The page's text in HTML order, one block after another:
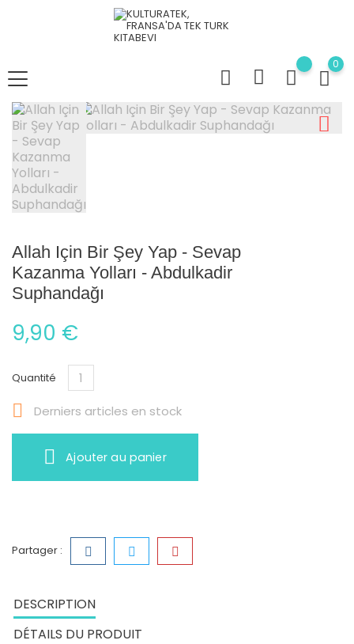
0
Allah Için Bir Şey Yap - Sevap
Kazanma Yolları - Abdulkadir
Suphandağı
9,90 €
Quantité
 Derniers articles en stock
Ajouter au panier
Partager :
DESCRIPTION
DÉTAILS DU PRODUIT